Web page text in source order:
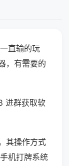
直输的玩
，有需要的
进群获取软
其操作方式
机打牌系统